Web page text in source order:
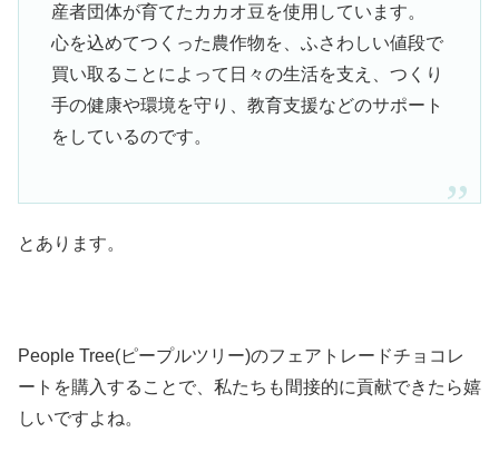
産者団体が育てたカカオ豆を使用しています。
心を込めてつくった農作物を、ふさわしい値段で
買い取ることによって日々の生活を支え、つくり
手の健康や環境を守り、教育支援などのサポート
をしているのです。
とあります。
People Tree(ピープルツリー)のフェアトレードチョコレ
ートを購入することで、私たちも間接的に貢献できたら嬉
しいですよね。